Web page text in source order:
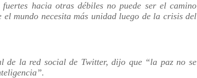
hacia otras débiles no puede ser el camino
mundo necesita más unidad luego de la crisis del
de la red social de Twitter, dijo que “la paz no se